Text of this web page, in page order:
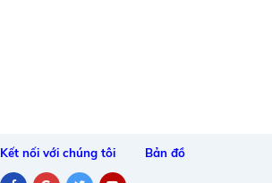
Kết nối với chúng tôi Bản đồ